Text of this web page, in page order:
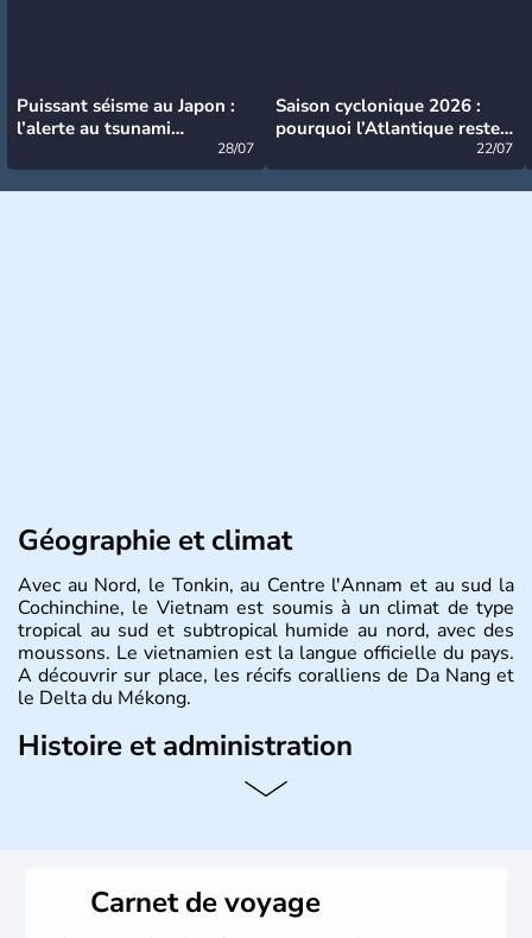
Puissant séisme au Japon :
l’alerte au tsunami
28/07
Saison cyclonique 2026 :
pourquoi l’Atlantique reste
22/07
Géographie et climat
Avec au Nord, le Tonkin, au Centre l'Annam et au sud la
Cochinchine, le Vietnam est soumis à un climat de type
tropical au sud et subtropical humide au nord, avec des
moussons. Le vietnamien est la langue officielle du pays.
A découvrir sur place, les récifs coralliens de Da Nang et
le Delta du Mékong.
Histoire et administration
Pays d'Asie du Sud-Est situé sur l'est de la péninsule
nom récent de l'ancienne Saïgon.
Carnet de voyage